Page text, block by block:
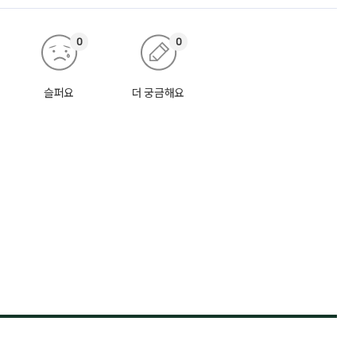
슬퍼요
0
더 궁금해요
0